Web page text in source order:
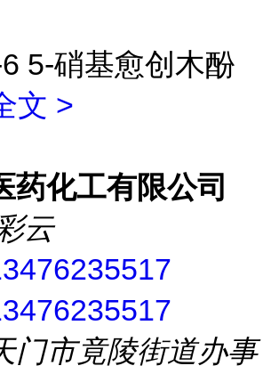
5-硝基愈创木酚
文 >
药化工有限公司
云
门市竟陵街道办事